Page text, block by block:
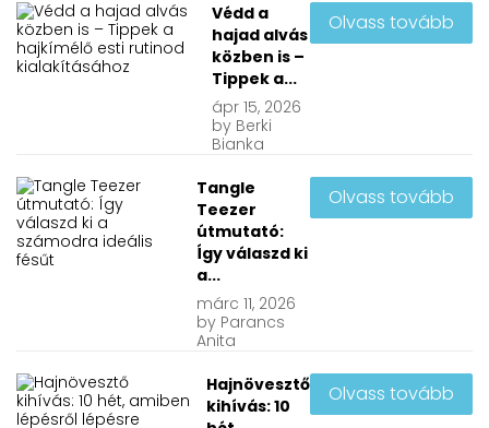
Védd a
hajad alvás
közben is –
Tippek a...
ápr15, 2026
by Berki
Bianka
Olvass tovább
Tangle
Teezer
útmutató:
Így válaszd ki
a...
márc11, 2026
by Parancs
Anita
Olvass tovább
Hajnövesztő
kihívás: 10
Olvass tovább